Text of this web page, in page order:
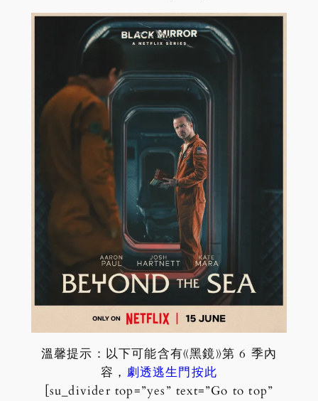
溫馨提示：以下可能含有《黑鏡》第 6 季內
容， 劇透逃生門按此
[su_divider top=”yes” text=”Go to top”